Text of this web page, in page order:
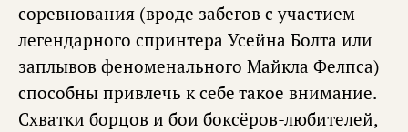
соревнования (вроде забегов с участием
легендарного спринтера Усейна Болта или
заплывов феноменального Майкла Фелпса)
способны привлечь к себе такое внимание.
Схватки борцов и бои боксёров-любителей,